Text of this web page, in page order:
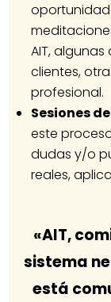
AIT,
clientes,
profesional.
Sesiones
este
dudas y/o
reales,
«AIT,
sistema
está